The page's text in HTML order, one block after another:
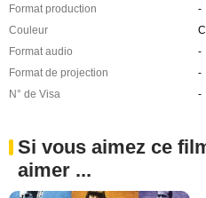
Format production
-
Couleur
Format audio
-
Format de projection
-
N° de Visa
-
Si vous aimez ce
aimer ...